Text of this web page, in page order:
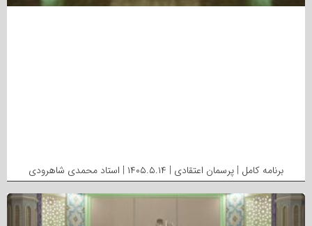
برنامه کامل | پرسمان اعتقادی | ۱۴۰۵.۵.۱۴ | استاد محمدی شاهرودی